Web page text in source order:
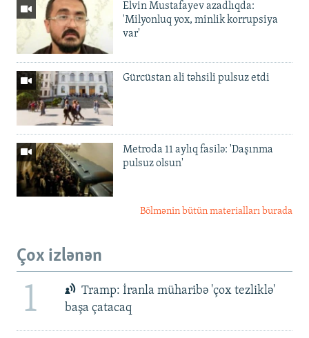
Elvin Mustafayev azadlıqda:
'Milyonluq yox, minlik korrupsiya
var'
Gürcüstan ali təhsili pulsuz etdi
Metroda 11 aylıq fasilə: 'Daşınma
pulsuz olsun'
Bölmənin bütün materialları burada
Çox izlənən
1
Tramp: İranla müharibə 'çox tezliklə'
başa çatacaq